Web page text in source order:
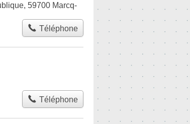
59700 Marcq-
Téléphone
Téléphone